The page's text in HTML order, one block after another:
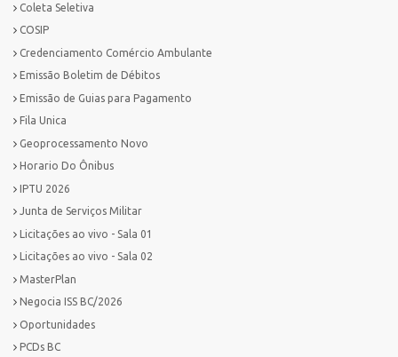
Coleta Seletiva
COSIP
Credenciamento Comércio Ambulante
Emissão Boletim de Débitos
Emissão de Guias para Pagamento
Fila Unica
Geoprocessamento Novo
Horario Do Ônibus
IPTU 2026
Junta de Serviços Militar
Licitações ao vivo - Sala 01
Licitações ao vivo - Sala 02
MasterPlan
Negocia ISS BC/2026
Oportunidades
PCDs BC